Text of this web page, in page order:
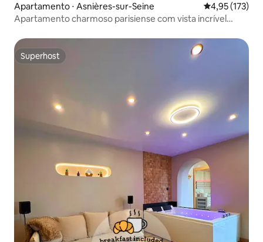
Apartamento ⋅ Asnières-sur-Seine 4,95 de uma
4,95 (173)
Apartamento charmoso parisiense com vista incrível
Superhost
Superhost